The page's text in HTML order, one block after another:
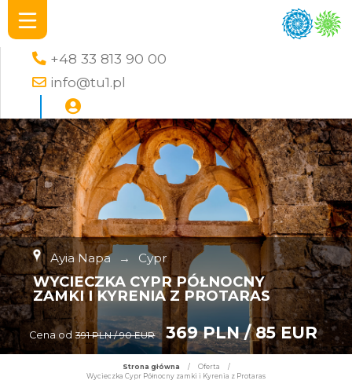
+48 33 813 90 00
info@tu1.pl
Ayia Napa → Cypr
WYCIECZKA CYPR PÓŁNOCNY
ZAMKI I KYRENIA Z PROTARAS
Cena od 391 PLN / 90 EUR 369 PLN / 85 EUR
Strona główna / Oferta
/
Wycieczka Cypr Północny zamki i Kyrenia z Protaras